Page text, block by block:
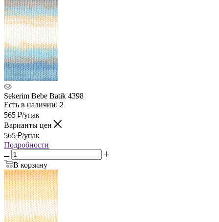
Sekerim Bebe Batik 4398
Есть в наличии: 2
565 ₽/упак
Варианты цен
565 ₽/упак
Подробности
В корзину